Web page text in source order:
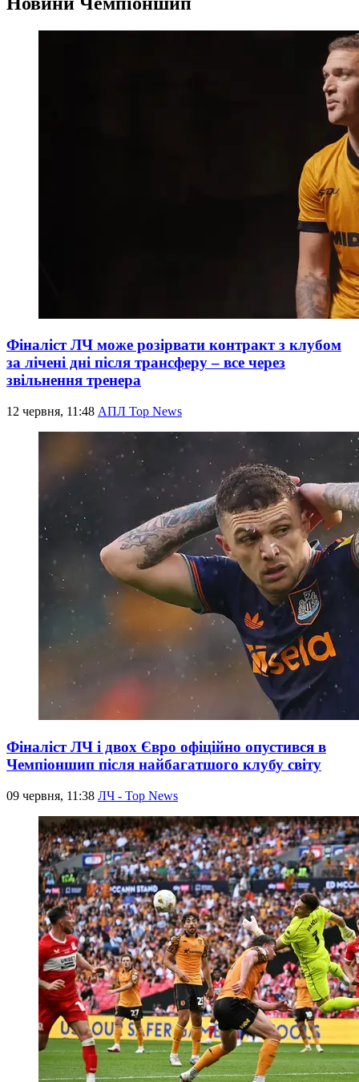
Фіналіст ЛЧ може розірвати контракт з клубом
за лічені дні після трансферу – все через
звільнення тренера
12 червня, 11:48 АПЛ Top News
Фіналіст ЛЧ і двох Євро офіційно опустився в
Чемпіоншип після найбагатшого клубу світу
09 червня, 11:38 ЛЧ - Top News